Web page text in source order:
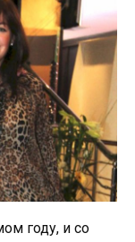
году, и со